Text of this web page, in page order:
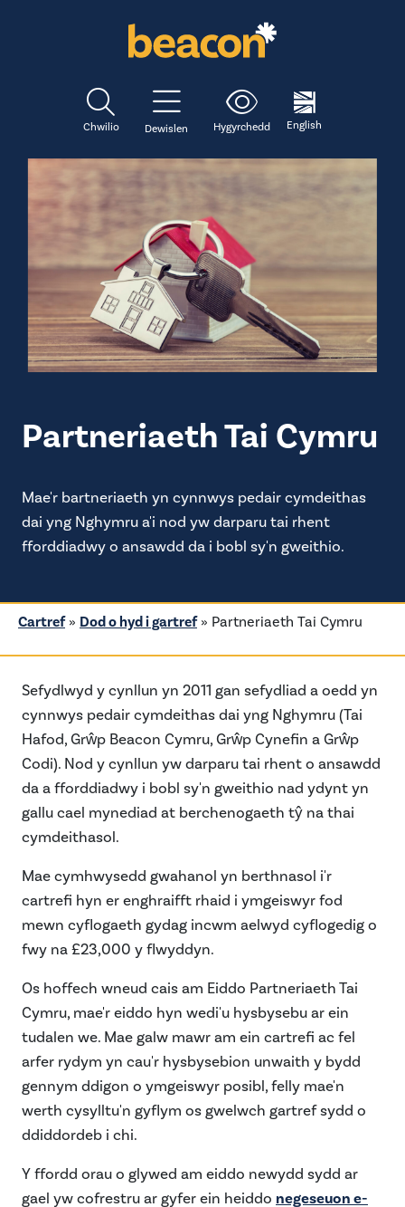
Chwilio Dewislen Hygyrchedd English
Partneriaeth Tai Cymru
Mae'r bartneriaeth yn cynnwys pedair cymdeithas
dai yng Nghymru a'i nod yw darparu tai rhent
fforddiadwy o ansawdd da i bobl sy'n gweithio.
Cartref» Dod o hyd i gartref» Partneriaeth Tai Cymru
Sefydlwyd y cynllun yn 2011 gan sefydliad a oedd yn
cynnwys pedair cymdeithas dai yng Nghymru (Tai
Hafod, Grŵp Beacon Cymru, Grŵp Cynefin a Grŵp
Codi). Nod y cynllun yw darparu tai rhent o ansawdd
da a fforddiadwy i bobl sy'n gweithio nad ydynt yn
gallu cael mynediad at berchenogaeth tŷ na thai
cymdeithasol.
Mae cymhwysedd gwahanol yn berthnasol i'r
cartrefi hyn er enghraifft rhaid i ymgeiswyr fod
mewn cyflogaeth gydag incwm aelwyd cyflogedig o
fwy na £23,000 y flwyddyn.
Os hoffech wneud cais am Eiddo Partneriaeth Tai
Cymru, mae'r eiddo hyn wedi'u hysbysebu ar ein
tudalen we. Mae galw mawr am ein cartrefi ac fel
arfer rydym yn cau'r hysbysebion unwaith y bydd
gennym ddigon o ymgeiswyr posibl, felly mae'n
werth cysylltu'n gyflym os gwelwch gartref sydd o
ddiddordeb i chi.
Y ffordd orau o glywed am eiddo newydd sydd ar
gael yw cofrestru ar gyfer ein heiddo negeseuon e-